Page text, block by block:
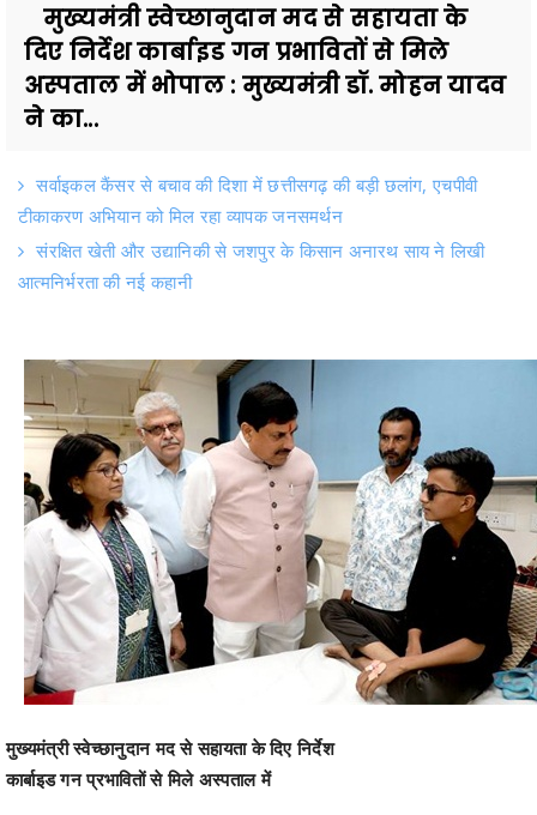
मुख्यमंत्री स्वेच्छानुदान मद से सहायता के
दिए निर्देश कार्बाइड गन प्रभावितों से मिले
अस्पताल में भोपाल : मुख्यमंत्री डॉ. मोहन यादव
ने का...
सर्वाइकल कैंसर से बचाव की दिशा में छत्तीसगढ़ की बड़ी छलांग, एचपीवी
टीकाकरण अभियान को मिल रहा व्यापक जनसमर्थन
संरक्षित खेती और उद्यानिकी से जशपुर के किसान अनारथ साय ने लिखी
आत्मनिर्भरता की नई कहानी
मुख्यमंत्री स्वेच्छानुदान मद से सहायता के दिए निर्देश
कार्बाइड गन प्रभावितों से मिले अस्पताल में